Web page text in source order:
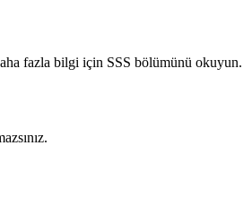
fazla bilgi için SSS bölümünü okuyun.